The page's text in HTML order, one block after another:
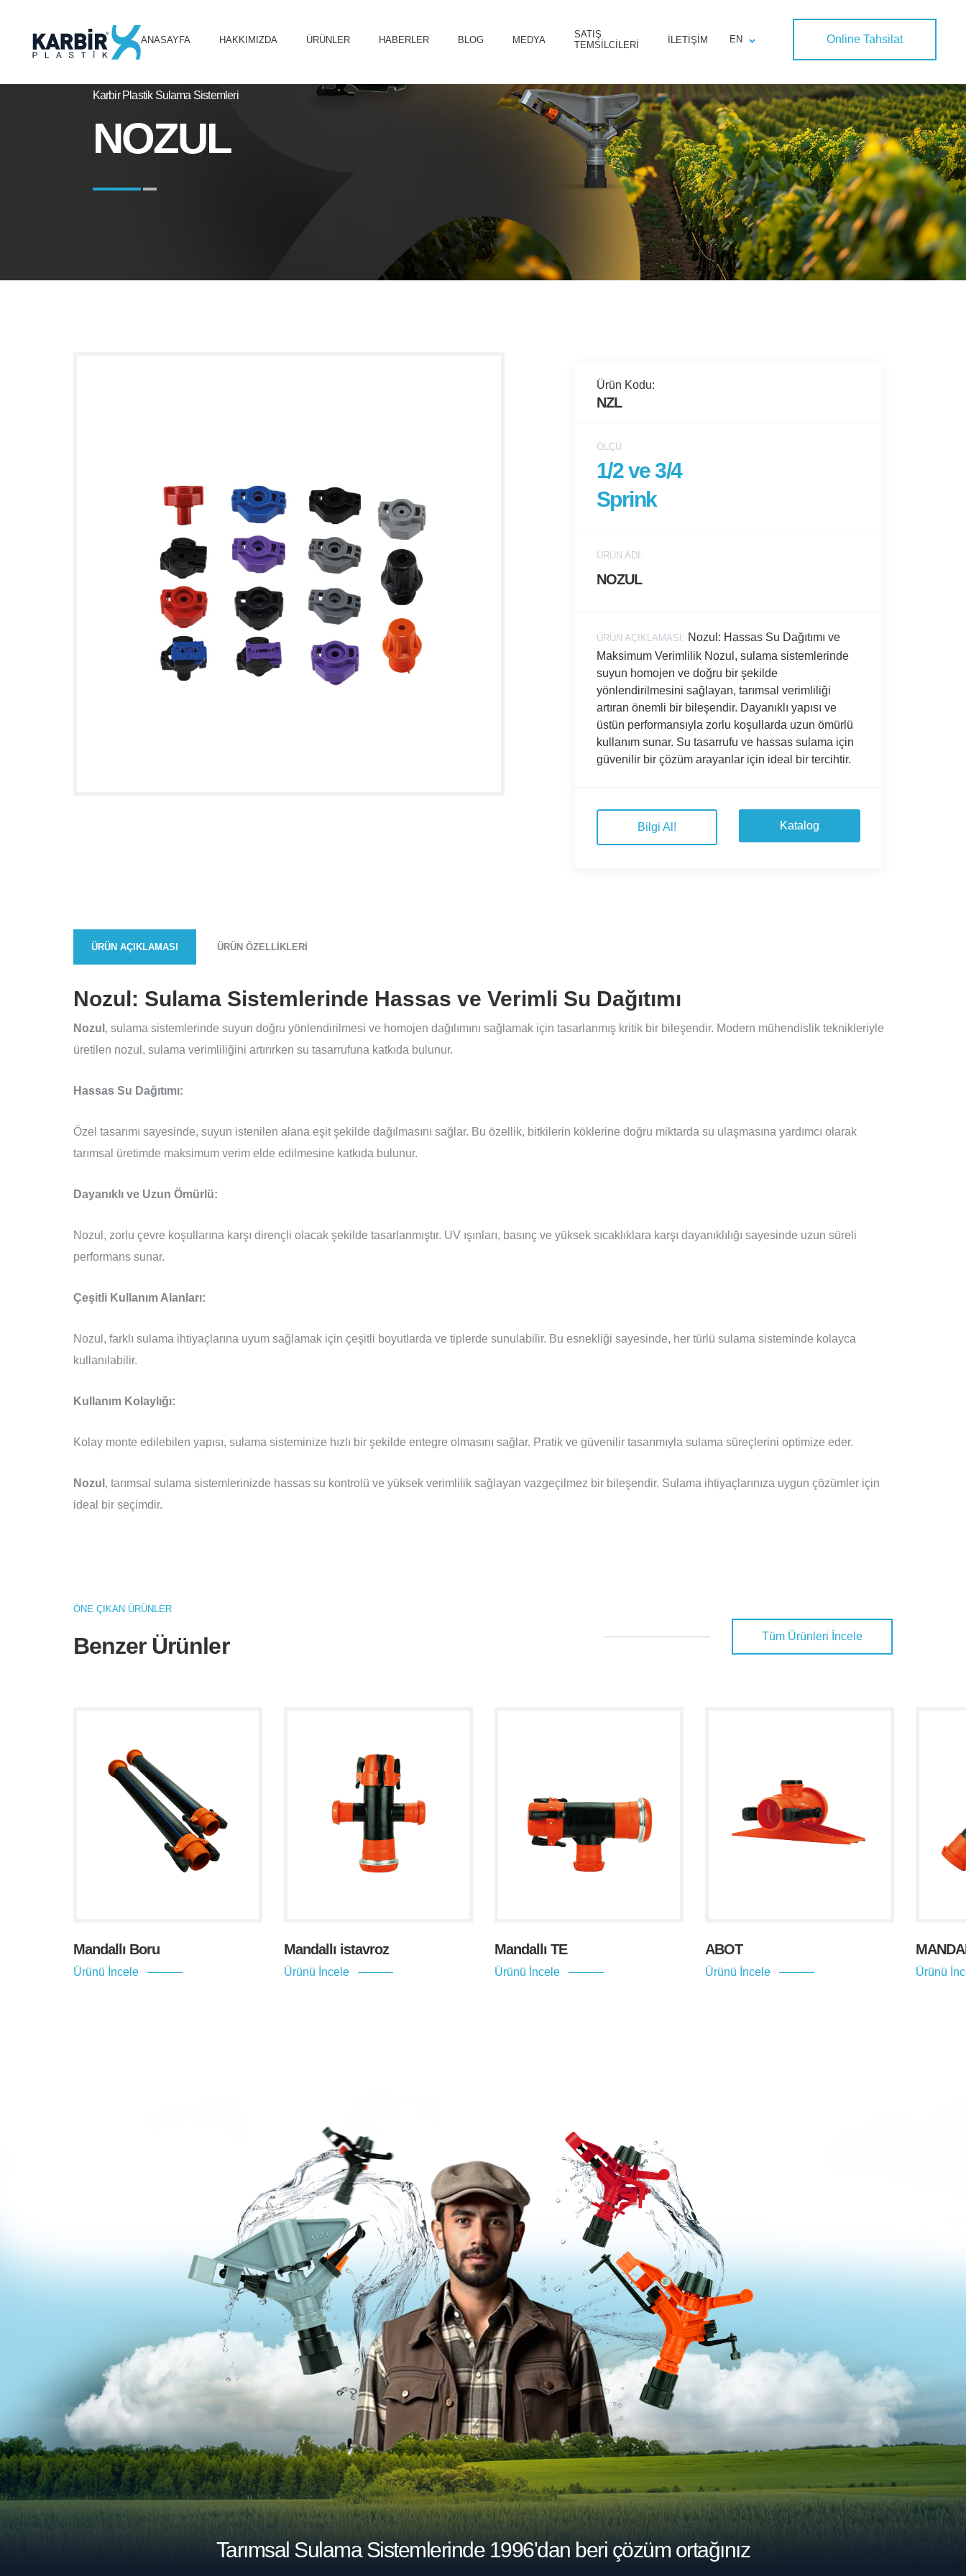
ANASAYFA HAKKIMIZDA ÜRÜNLER HABERLER BLOG MEDYA
SATIŞ
TEMSILCILERI
İLETIŞIM EN Online Tahsilat
Karbir Plastik Sulama Sistemleri
NOZUL
Ürün Kodu:
NZL
ÖLÇÜ
1/2 ve 3/4
Sprink
ÜRÜN ADI:
NOZUL
ÜRÜN AÇIKLAMASI: Nozul: Hassas Su Dağıtımı ve
Maksimum Verimlilik Nozul, sulama sistemlerinde
suyun homojen ve doğru bir şekilde
yönlendirilmesini sağlayan, tarımsal verimliliği
artıran önemli bir bileşendir. Dayanıklı yapısı ve
üstün performansıyla zorlu koşullarda uzun ömürlü
kullanım sunar. Su tasarrufu ve hassas sulama için
güvenilir bir çözüm arayanlar için ideal bir tercihtir.
Bilgi Al! Katalog
ÜRÜN AÇIKLAMASI ÜRÜN ÖZELLIKLERI
Nozul: Sulama Sistemlerinde Hassas ve Verimli Su Dağıtımı
Nozul , sulama sistemlerinde suyun doğru yönlendirilmesi ve homojen dağılımını sağlamak için tasarlanmış kritik bir bileşendir. Modern mühendislik teknikleriyle
üretilen nozul, sulama verimliliğini artırırken su tasarrufuna katkıda bulunur.
Hassas Su Dağıtımı:
Özel tasarımı sayesinde, suyun istenilen alana eşit şekilde dağılmasını sağlar. Bu özellik, bitkilerin köklerine doğru miktarda su ulaşmasına yardımcı olarak
tarımsal üretimde maksimum verim elde edilmesine katkıda bulunur.
Dayanıklı ve Uzun Ömürlü:
Nozul, zorlu çevre koşullarına karşı dirençli olacak şekilde tasarlanmıştır. UV ışınları, basınç ve yüksek sıcaklıklara karşı dayanıklılığı sayesinde uzun süreli
performans sunar.
Çeşitli Kullanım Alanları:
Nozul, farklı sulama ihtiyaçlarına uyum sağlamak için çeşitli boyutlarda ve tiplerde sunulabilir. Bu esnekliği sayesinde, her türlü sulama sisteminde kolayca
kullanılabilir.
Kullanım Kolaylığı:
Kolay monte edilebilen yapısı, sulama sisteminize hızlı bir şekilde entegre olmasını sağlar. Pratik ve güvenilir tasarımıyla sulama süreçlerini optimize eder.
Nozul , tarımsal sulama sistemlerinizde hassas su kontrolü ve yüksek verimlilik sağlayan vazgeçilmez bir bileşendir. Sulama ihtiyaçlarınıza uygun çözümler için
ideal bir seçimdir.
ÖNE ÇIKAN ÜRÜNLER
Benzer Ürünler Tüm Ürünleri İncele
Mandallı Boru
Ürünü İncele
Mandallı istavroz
Ürünü İncele
Mandallı TE
Ürünü İncele
ABOT
Ürünü İncele Ürünü
Tarımsal Sulama Sistemlerinde 1996'dan beri çözüm ortağınız